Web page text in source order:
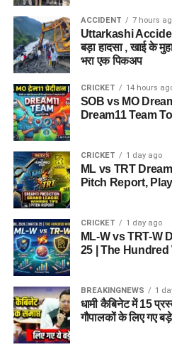
पुलिस मामले की जांच में जुटी
फिलहाल पुलिस ने मामला दर्ज कर जांच
कहना है कि जांच के दौरान यदि अन्य
भी दर्ज किए जाएंगे और मामले के सभी
FAQs (EX Ias Son
1. क्या देहरादून पुलिस ने
को गिरफ्तार किया है ?
हां देहरादून पुलिस ने यशवर्धन नाम के
उत्तराखंड के पूर्व मुख्य सचिव और पूर्व
रहा है।
2. आरोपी पर क्या आरोप
आरोपी पर खुद को केंद्र सरकार, गृह
सेना का वरिष्ठ अधिकारी बताकर
3. शिकायत किसने दर्ज
ACCIDENT 7 hours
Uttarkashi
बड़ा हादसा , खाई के
भरा एक पिकअप
CRICKET 14 hours
SOB vs MO
Dream11 Team
CRICKET 1 day ago
ML vs TRT
Pitch Report,
CRICKET 1 day ago
ML-W vs TRT-W
25 | The Hundred
BREAKINGNEWS 1
धामी कैबिनेट में 15
गौपालकों के लिए गए